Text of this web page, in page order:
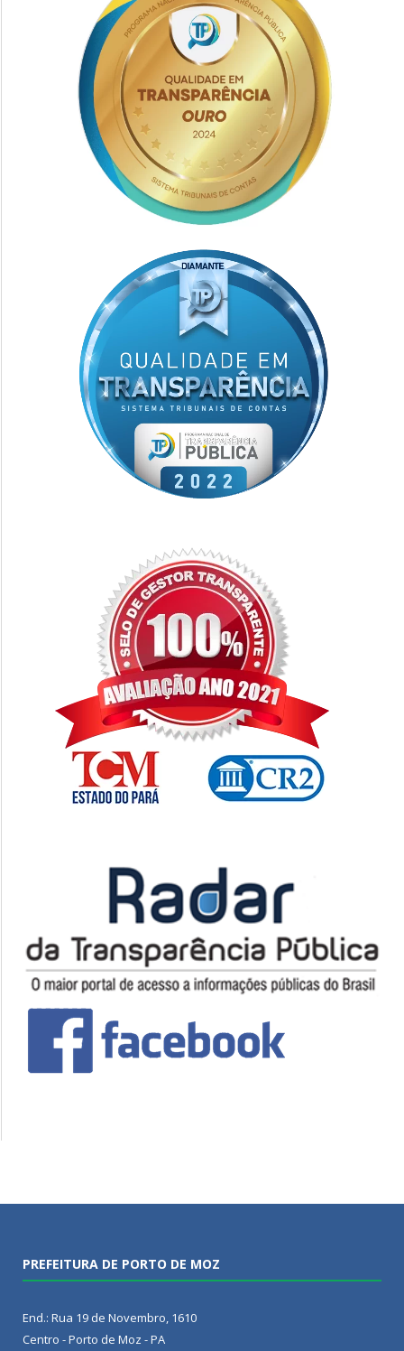
PREFEITURA DE PORTO DE MOZ
End.: Rua 19 de Novembro, 1610
Centro - Porto de Moz - PA